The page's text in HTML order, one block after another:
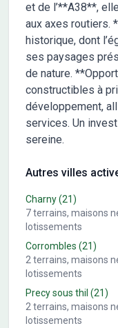
et de l’**A38**,
aux axes routiers.
historique, dont
ses paysages
de nature.
constructibles à
développement,
services. Un
sereine.
Autres villes
Charny(21)
7terrains, maisons
lotissements
Corrombles (21)
2 terrains, maisons
lotissements
Precy sous thil (21)
2 terrains, maisons
lotissements